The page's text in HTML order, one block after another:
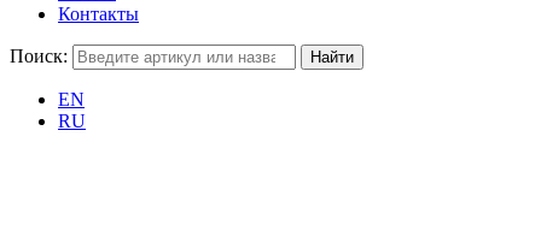
Контакты
Поиск:
EN
RU